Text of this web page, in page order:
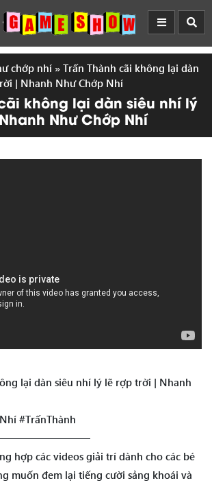
chớp nhí» Trấn Thành cãi không lại dàn
| Nhanh Như Chớp Nhí
không lại dàn siêu nhí lý
Như Chớp Nhí
lại dàn siêu nhí lý lẽ rợp trời | Nhanh
#TrấnThành
hợp các videos giải trí dành cho các bé
muốn đem lại tiếng cười sảng khoái và